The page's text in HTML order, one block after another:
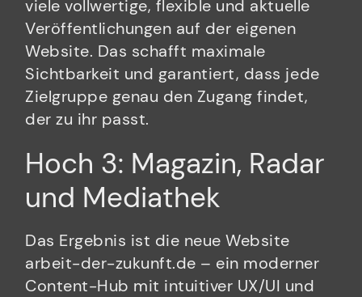
viele vollwertige, flexible und aktuelle
Veröffentlichungen auf der eigenen
Website. Das schafft maximale
Sichtbarkeit und garantiert, dass jede
Zielgruppe genau den Zugang findet,
der zu ihr passt.
Hoch 3: Magazin, Radar
und Mediathek
Das Ergebnis ist die neue Website
arbeit-der-zukunft.de – ein moderner
Content-Hub mit intuitiver UX/UI und